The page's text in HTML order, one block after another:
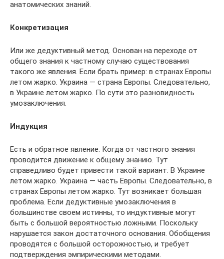
анатомических знаний.
Конкретизация
Или же дедуктивный метод. Основан на переходе от
общего знания к частному случаю существования
такого же явления. Если брать пример: в странах Европы
летом жарко. Украина — страна Европы. Следовательно,
в Украине летом жарко. По сути это разновидность
умозаключения.
Индукция
Есть и обратное явление. Когда от частного знания
проводится движение к общему знанию. Тут
справедливо будет привести такой вариант. В Украине
летом жарко. Украина — часть Европы. Следовательно, в
странах Европы летом жарко. Тут возникает большая
проблема. Если дедуктивные умозаключения в
большинстве своем истинны, то индуктивные могут
быть с большой вероятностью ложными. Поскольку
нарушается закон достаточного основания. Обобщения
проводятся с большой осторожностью, и требует
подтверждения эмпирическими методами.